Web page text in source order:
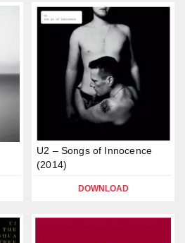
U2 – Songs of Innocence
(2014)
DOWNLOAD